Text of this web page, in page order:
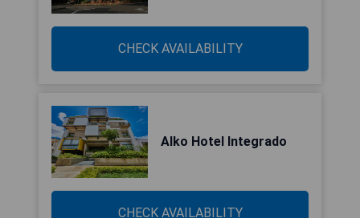
CHECK AVAILABILITY
Alko Hotel Integrado
CHECK AVAILABILITY